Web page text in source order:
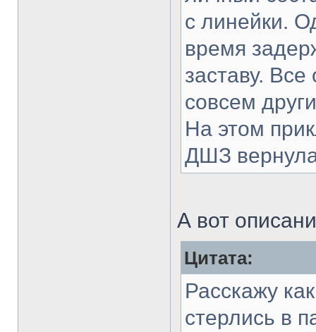
с линейки.
время
заставу.
совсем
На этом
ДШЗ
А вот
Цитата:
Расскажу
стерлись в